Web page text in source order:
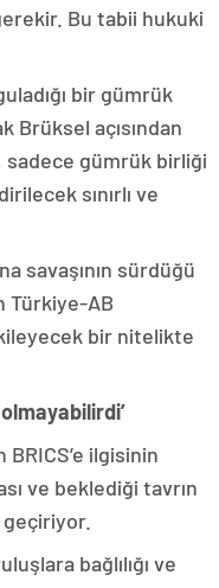
Bu tabii hukuki
bir gümrük
Brüksel açısından
sadece gümrük birliği
sınırlı ve
savaşının sürdüğü
Türkiye-AB
bir nitelikte
BRICS’e ilgisinin
ve beklediği tavrın
bağlılığı ve